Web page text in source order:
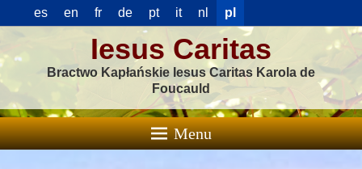
es en fr de pt it nl pl
Iesus Caritas
Bractwo Kapłańskie Iesus Caritas Karola de
Foucauld
Menu